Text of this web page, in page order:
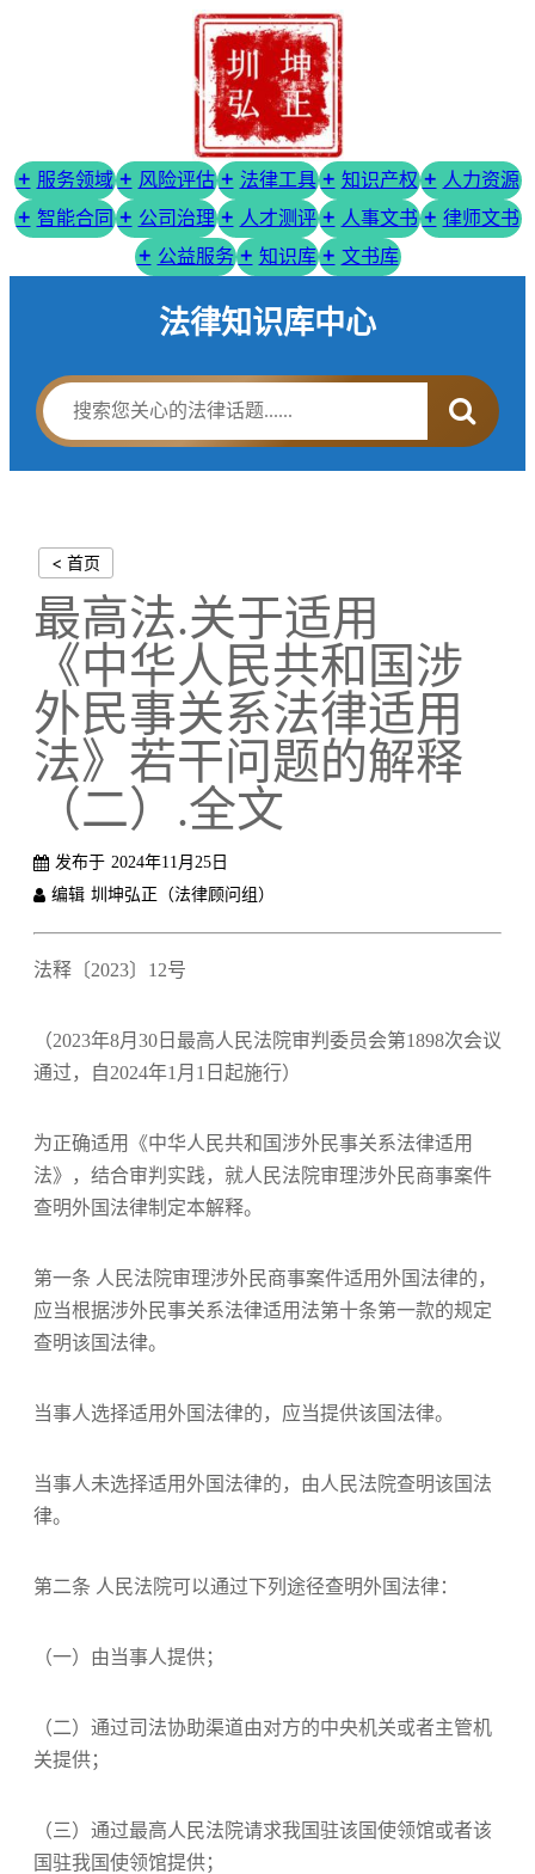
服务领域 风险评估 法律工具 知识产权
人力资源
智能合同
公司治理 人才测评 人事文书
律师文书
公益服务
知识库 文书库
法律知识库中心
< 首页
最高法.关于适用
《中华人民共和国涉
外民事关系法律适用
法》若干问题的解释
（二）.全文
发布于 2024年11月25日
编辑 圳坤弘正（法律顾问组）
法释〔2023〕12号
（2023年8月30日最高人民法院审判委员会第1898次会议
通过，自2024年1月1日起施行）
为正确适用《中华人民共和国涉外民事关系法律适用
法》，结合审判实践，就人民法院审理涉外民商事案件
查明外国法律制定本解释。
第一条 人民法院审理涉外民商事案件适用外国法律的，
应当根据涉外民事关系法律适用法第十条第一款的规定
查明该国法律。
当事人选择适用外国法律的，应当提供该国法律。
当事人未选择适用外国法律的，由人民法院查明该国法
律。
第二条 人民法院可以通过下列途径查明外国法律：
（一）由当事人提供；
（二）通过司法协助渠道由对方的中央机关或者主管机
关提供；
（三）通过最高人民法院请求我国驻该国使领馆或者该
国驻我国使领馆提供；